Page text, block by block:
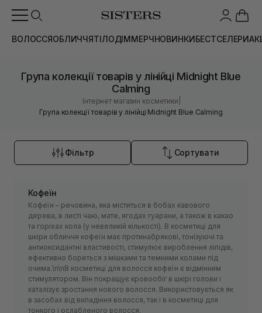
ВОЛОССЯОБЛИЧЧЯТІЛОДІММЕРЧНОВИНКИБЕСТСЕЛЕРИ
Група колекції товарів у лінійці Midnight Blue
Calming
Інтернет магазин косметики
Група колекції товарів у лінійці Midnight Blue Calming
Фільтр Сортувати
Кофеїн
Кофеїн – речовина, яка міститься в бобах кавового
дерева, в листі чаю, мате, ягодах гуарани, а також в какао
та горіхах кола (у невеликій кількості). В косметиці для
шкіри обличчя кофеїн має протинабрякові, тонізуючі та
антиоксидантні властивості, стимулює вироблення ліпідів,
ефективно бореться з мішками та темними колами під
очима.\n\nВ косметиці для волосся кофеїн є відмінним
стимулятором. Він покращує кровообіг в шкірі голови і
каталізує зростання нового волосся. Використовується як
в засобах від випадіння волосся, так і в косметиці для
тонкого і ослабленого волосся.